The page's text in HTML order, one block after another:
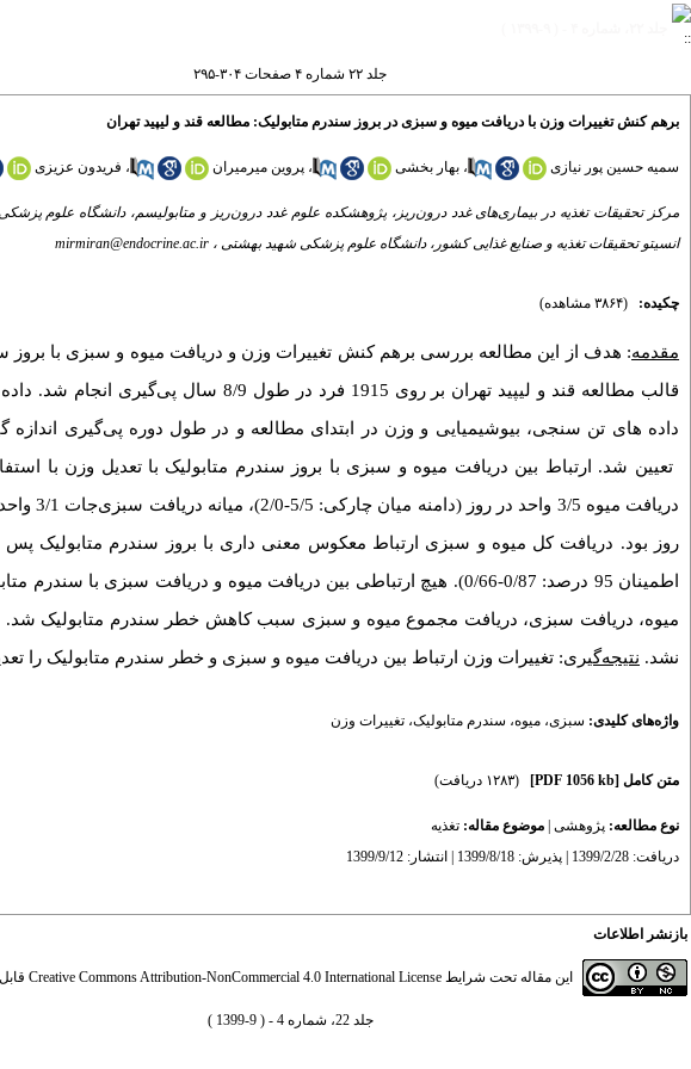
جلد ۲۲ شماره ۴ صفحات ۳۰۴-۲۹۵
برهم کنش تغییرات وزن با دریافت میوه و سبزی در بروز سندرم متابولیک: مطالعه قند و لیپید تهران
سمیه حسین پور نیازی ، بهار بخشی ، پروین میرمیران ، فریدون عزیزی
مرکز تحقیقات تغذیه در بیماری‌های غدد درون‌ریز، پژوهشکده علوم غدد درون‌ریز و متابولیسم، دانشگاه علوم
انسیتو تحقیقات تغذیه و صنایع غذایی کشور، دانشگاه علوم پزشکی شهید بهشتی ، mirmiran@endocrine.ac.ir
چکیده: (۳۸۶۴ مشاهده)
مقدمه: هدف از این مطالعه بررسی برهم کنش تغییرات وزن و دریافت میوه و سبزی با بروز
قالب مطالعه قند و لیپید تهران بر روی 1915
داده­ های تن­ سنجی، بیوشیمیایی و وزن در ابتدای مطالعه و در طول دوره پی‌گیری اندازه
تعیین شد. ارتباط بین دریافت میوه و سبزی با بروز سندرم متابولیک با تعدیل وزن
نشد. نتیجه‌گیری: تغییرات وزن ارتباط بین دریافت میوه و سبزی و خطر سندرم متابولیک را
واژه‌های کلیدی: سبزی، میوه، سندرم متابولیک، تغییرات وزن
متن کامل [PDF 1056 kb] (۱۲۸۳ دریافت)
نوع مطالعه: پژوهشی موضوع مقاله: تغذيه
دریافت: 1399/2/28 | پذیرش: 1399/8/18 | انتشار: 1399/9/12
بازنشر اطلاعات
این مقاله تحت شرایط Creative Commons Attribution-NonCommercial 4.0 International License
جلد 22، شماره 4 - ( 9-1399 )